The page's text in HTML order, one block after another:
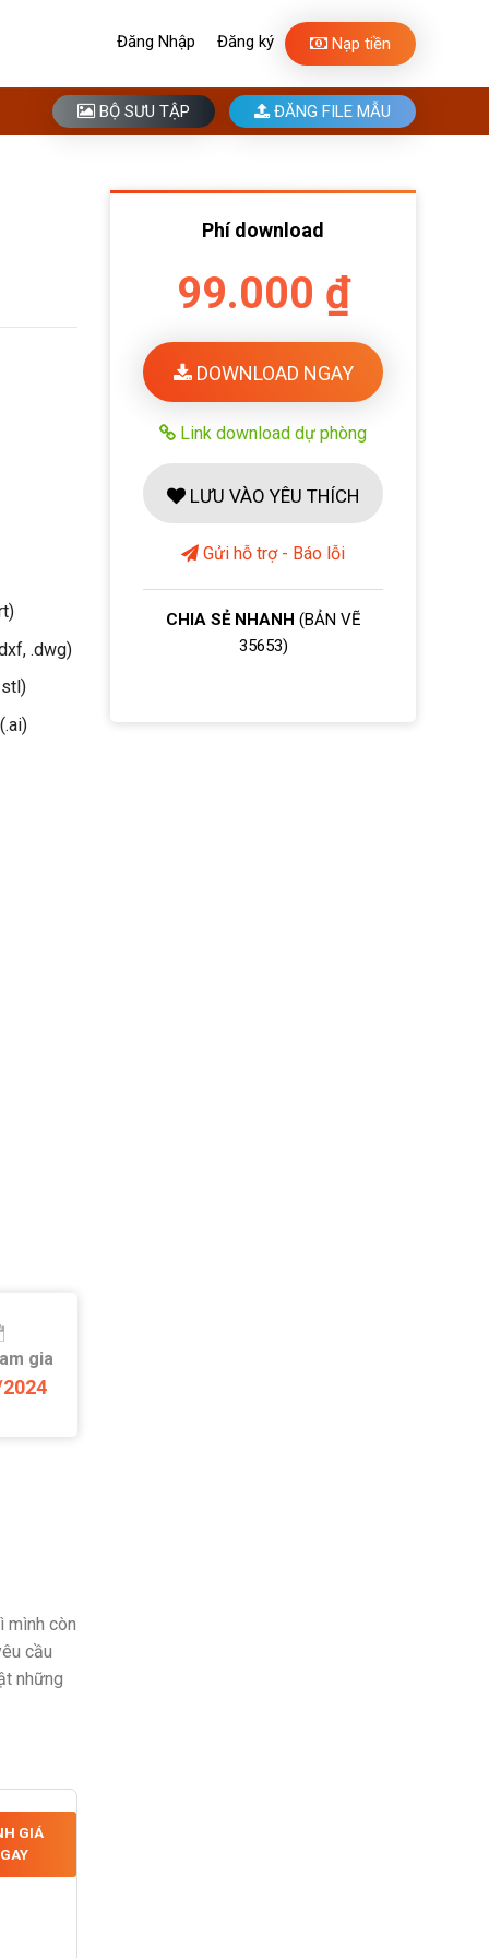
Đăng Nhập Đăng ký Nạp tiền
BỘ SƯU TẬP ĐĂNG FILE MẪU
.dwg)
gia
mình còn
cầu
những
GIÁ
Phí download
99.000 ₫
DOWNLOAD NGAY
Link download dự phòng
LƯU VÀO YÊU THÍCH
Gửi hỗ trợ - Báo lỗi
CHIA SẺ NHANH (BẢN VẼ
35653)